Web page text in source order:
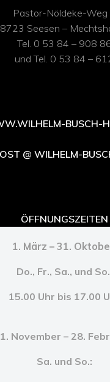
Pastor-Nöldeke-Weg
Seesen –
Tel. 0 53 84 – 908
und Tel. 0 53 84 –
BUSCH-
@ WILHELM-
ÖFFNUNGSZEITEN
1. März – 31.
Do., Fr., Sa., und
15.00 Uhr bis 17.00
1. November – 28.
Sa. und So.: